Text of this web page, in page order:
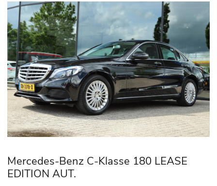
Mercedes-Benz C-Klasse 180 LEASE
EDITION AUT.